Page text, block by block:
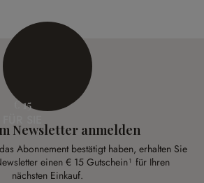
€ 15
Newsletter anmelden
Abonnement bestätigt haben, erhalten Sie
einen € 15 Gutschein¹ für Ihren
nächsten Einkauf.